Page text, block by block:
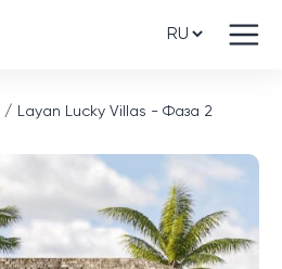
Layan Lucky Villas - Фаза 2